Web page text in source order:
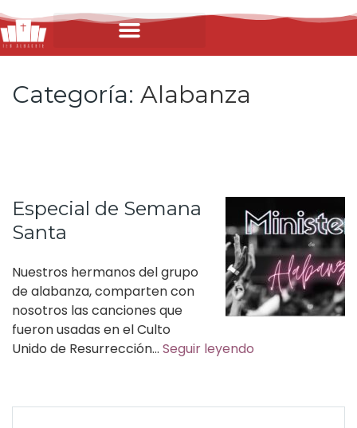
Categoría: Alabanza
Especial de Semana
Santa
Nuestros hermanos del grupo
de alabanza, comparten con
nosotros las canciones que
fueron usadas en el Culto
Unido de Resurrección… Seguir leyendo